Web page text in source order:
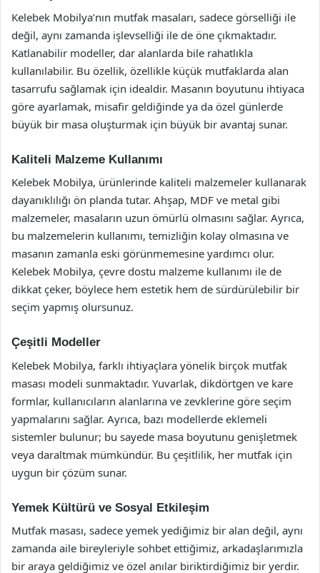
Kelebek Mobilya’nın mutfak masaları, sadece görselliği ile
değil, aynı zamanda işlevselliği ile de öne çıkmaktadır.
Katlanabilir modeller, dar alanlarda bile rahatlıkla
kullanılabilir. Bu özellik, özellikle küçük mutfaklarda alan
tasarrufu sağlamak için idealdir. Masanın boyutunu ihtiyaca
göre ayarlamak, misafir geldiğinde ya da özel günlerde
büyük bir masa oluşturmak için büyük bir avantaj sunar.
Kaliteli Malzeme Kullanımı
Kelebek Mobilya, ürünlerinde kaliteli malzemeler kullanarak
dayanıklılığı ön planda tutar. Ahşap, MDF ve metal gibi
malzemeler, masaların uzun ömürlü olmasını sağlar. Ayrıca,
bu malzemelerin kullanımı, temizliğin kolay olmasına ve
masanın zamanla eski görünmemesine yardımcı olur.
Kelebek Mobilya, çevre dostu malzeme kullanımı ile de
dikkat çeker, böylece hem estetik hem de sürdürülebilir bir
seçim yapmış olursunuz.
Çeşitli Modeller
Kelebek Mobilya, farklı ihtiyaçlara yönelik birçok mutfak
masası modeli sunmaktadır. Yuvarlak, dikdörtgen ve kare
formlar, kullanıcıların alanlarına ve zevklerine göre seçim
yapmalarını sağlar. Ayrıca, bazı modellerde eklemeli
sistemler bulunur; bu sayede masa boyutunu genişletmek
veya daraltmak mümkündür. Bu çeşitlilik, her mutfak için
uygun bir çözüm sunar.
Yemek Kültürü ve Sosyal Etkileşim
Mutfak masası, sadece yemek yediğimiz bir alan değil, aynı
zamanda aile bireyleriyle sohbet ettiğimiz, arkadaşlarımızla
bir araya geldiğimiz ve özel anılar biriktirdiğimiz bir yerdir.